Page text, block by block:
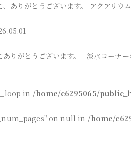
、ありがとうございます。 アクアリウ
ありがとうございます。 淡水コーナ
in /home/c6295065/
on null in /home/